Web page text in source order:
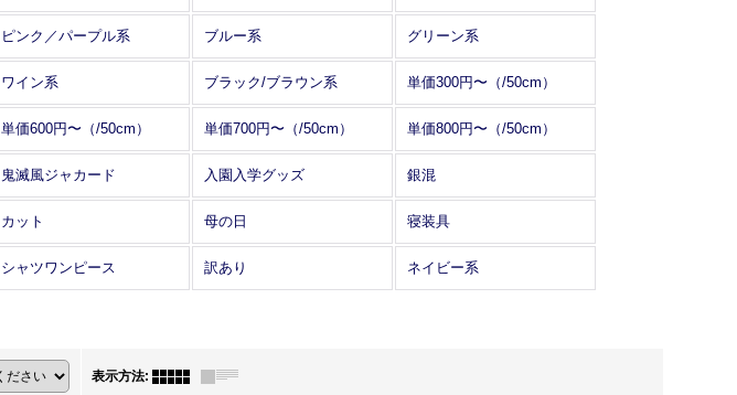
ピンク／パープル系 ブルー系 グリーン系
ワイン系 ブラック/ブラウン系 単価300円〜（/50cm）
単価600円〜（/50cm） 単価700円〜（/50cm） 単価800円〜（/50cm）
鬼滅風ジャカード 入園入学グッズ 銀混
カット 母の日 寝装具
シャツワンピース 訳あり ネイビー系
表示方法: